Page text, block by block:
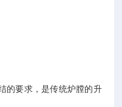
的要求，是传统炉膛的升